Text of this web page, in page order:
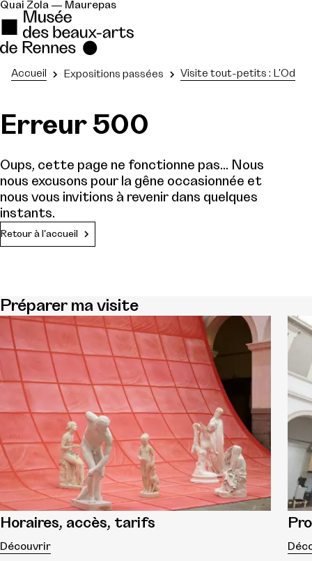
Quai Zola — Maurepas
Accueil Expositions passées Visite tout-petits :
Erreur 500
Oups, cette page ne fonctionne pas... Nous
nous excusons pour la gêne occasionnée et
nous vous invitions à revenir dans quelques
instants.
Retour à l'accueil
Préparer ma visite
Horaires, accès, tarifs
Découvrir